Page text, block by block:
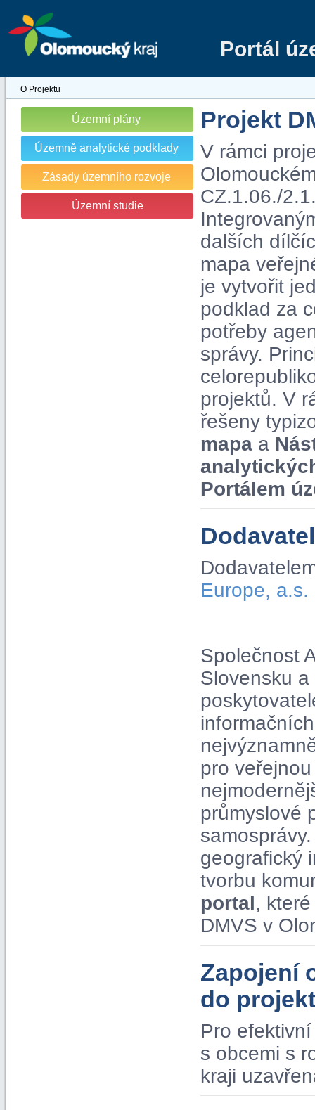
Portál
O Projektu
Územní plány
Územně analytické podklady
Zásady územního rozvoje
Územní studie
Projekt
V rámci
CZ.1.06./
dalších
mapa
je vytvořit
podklad za
potřeby
správy.
projektů. V
řešeny
mapa a
Portálem
Europe, a.s.
Společnost
Slovensku
pro
průmyslové
geografický
tvorbu
portal,
DMVS v
Zapojení
do
Pro
s obcemi s
kraji